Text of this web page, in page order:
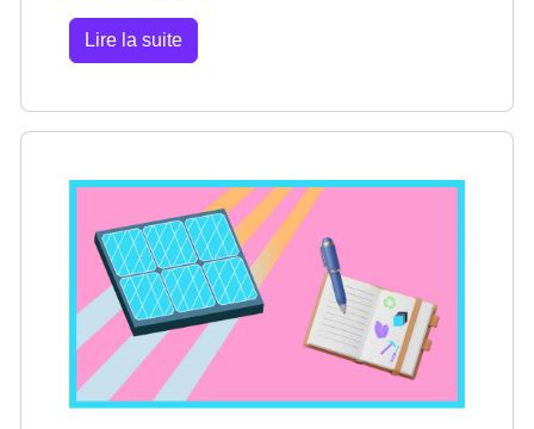
Lire la suite